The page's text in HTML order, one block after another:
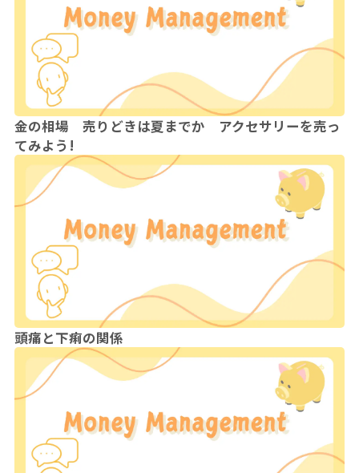
金の相場 売りどきは夏までか アクセサリーを売っ
てみよう!
頭痛と下痢の関係